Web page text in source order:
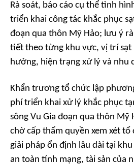
Rà soát, báo cáo cụ thể tình
triển khai công tác khắc phục
đoạn qua thôn Mỹ Hảo; lưu ý
tiết theo từng khu vực, vị trí sạt
hưởng, hiện trạng xử lý và nhu
Khẩn trương tổ chức lập
phí triển khai xử lý khắc phục
sông Vu Gia đoạn qua thôn Mỹ
chờ cấp thẩm quyền xem xét tổ
giải pháp ổn định lâu dài tại
an toàn tính mạng, tài sản của